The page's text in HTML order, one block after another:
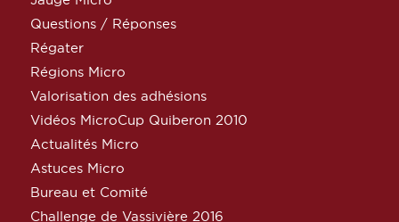
Questions / Réponses
Régater
Régions Micro
Valorisation des adhésions
Vidéos MicroCup Quiberon 2010
Actualités Micro
Astuces Micro
Bureau et Comité
Challenge de Vassivière 2016